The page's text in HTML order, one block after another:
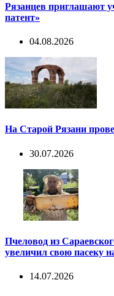
Рязанцев приглашают
патент»
04.08.2026
На Старой Рязани
30.07.2026
Пчеловод из
увеличил свою пасеку
14.07.2026